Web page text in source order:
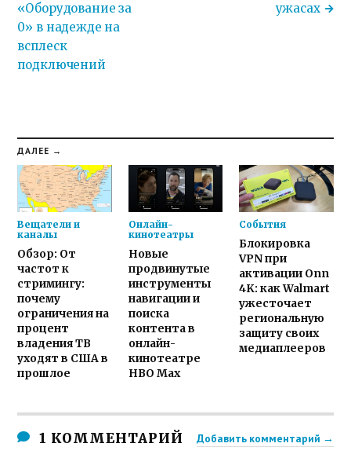
«Оборудование за
0» в надежде на
всплеск
подключений
ужасах
ДАЛЕЕ →
Вещатели и
каналы
Обзор: От
частот к
стримингу:
почему
ограничения на
процент
владения ТВ
уходят в США в
прошлое
Онлайн-
кинотеатры
Новые
продвинутые
инструменты
навигации и
поиска
контента в
онлайн-
кинотеатре
HBO Max
События
Блокировка
VPN при
активации Onn
4K: как Walmart
ужесточает
региональную
защиту своих
медиаплееров
1 КОММЕНТАРИЙ Добавить комментарий →